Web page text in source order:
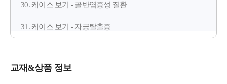
30. 케이스 보기 - 골반염증성 질환
31. 케이스 보기 - 자궁탈출증
교재&상품 정보